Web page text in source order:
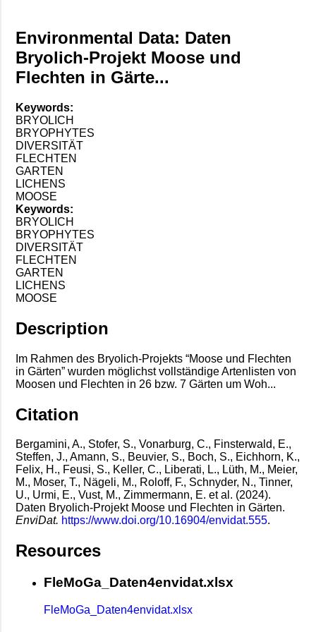
Environmental Data: Daten
Bryolich-Projekt Moose und
Flechten in Gärte...
Keywords:
BRYOLICH
BRYOPHYTES
DIVERSITÄT
FLECHTEN
GARTEN
LICHENS
MOOSE
Keywords:
BRYOLICH
BRYOPHYTES
DIVERSITÄT
FLECHTEN
GARTEN
LICHENS
MOOSE
Description
Im Rahmen des Bryolich-Projekts “Moose und Flechten
in Gärten” wurden möglichst vollständige Artenlisten von
Moosen und Flechten in 26 bzw. 7 Gärten um Woh...
Citation
Bergamini, A., Stofer, S., Vonarburg, C., Finsterwald, E.,
Steffen, J., Amann, S., Beuvier, S., Boch, S., Eichhorn, K.,
Felix, H., Feusi, S., Keller, C., Liberati, L., Lüth, M., Meier,
M., Moser, T., Nägeli, M., Roloff, F., Schnyder, N., Tinner,
U., Urmi, E., Vust, M., Zimmermann, E. et al. (2024).
Daten Bryolich-Projekt Moose und Flechten in Gärten.
EnviDat. https://www.doi.org/10.16904/envidat.555.
Resources
FleMoGa_Daten4envidat.xlsx
FleMoGa_Daten4envidat.xlsx